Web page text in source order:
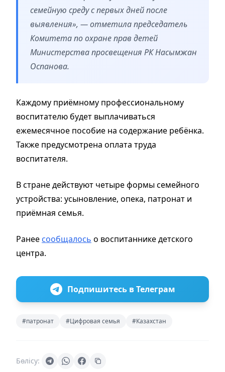
семейную среду с первых дней после
выявления», — отметила председатель
Комитета по охране прав детей
Министерства просвещения РК Насымжан
Оспанова.
Каждому приёмному профессиональному
воспитателю будет выплачиваться
ежемесячное пособие на содержание ребёнка.
Также предусмотрена оплата труда
воспитателя.
В стране действуют четыре формы семейного
устройства: усыновление, опека, патронат и
приёмная семья.
Ранее сообщалось о воспитаннике детского
центра.
Подпишитесь в Телеграм
#патронат #Цифровая семья #Казахстан
Бөлісу: